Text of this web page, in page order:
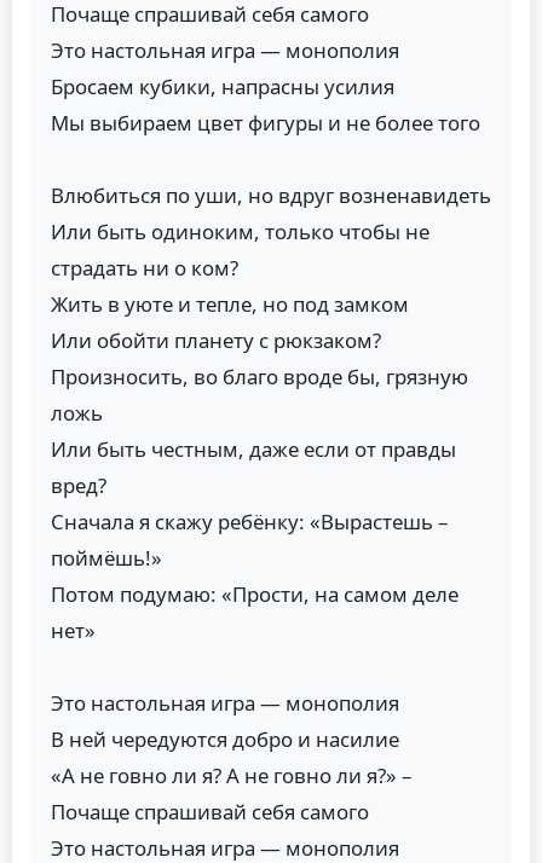
Почаще спрашивай себя самого
Это настольная игра — монополия
Бросаем кубики, напрасны усилия
Мы выбираем цвет фигуры и не более того
Влюбиться по уши, но вдруг возненавидеть
Или быть одиноким, только чтобы не
страдать ни о ком?
Жить в уюте и тепле, но под замком
Или обойти планету с рюкзаком?
Произносить, во благо вроде бы, грязную
ложь
Или быть честным, даже если от правды
вред?
Сначала я скажу ребёнку: «Вырастешь –
поймёшь!»
Потом подумаю: «Прости, на самом деле
нет»
Это настольная игра — монополия
В ней чередуются добро и насилие
«А не говно ли я? А не говно ли я?» –
Почаще спрашивай себя самого
Это настольная игра — монополия